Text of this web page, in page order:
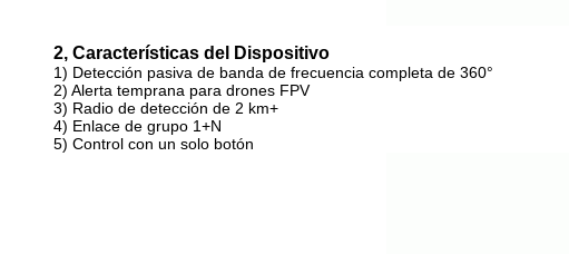
2, Características del Dispositivo
1) Detección pasiva de banda de frecuencia completa de 360°
2) Alerta temprana para drones FPV
3) Radio de detección de 2 km+
4) Enlace de grupo 1+N
5) Control con un solo botón